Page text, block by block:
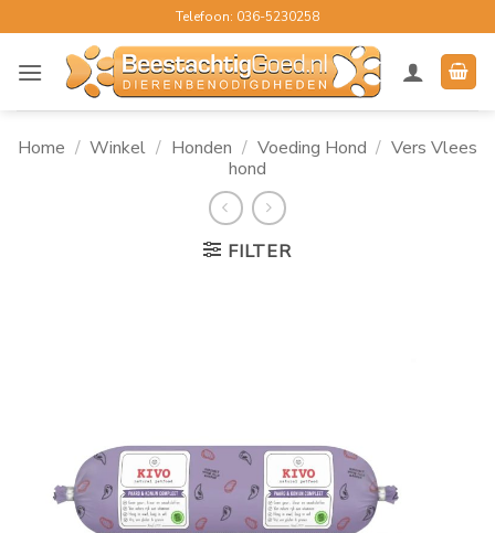
naar
inhoud
Telefoon: 036-5230258
Home / Winkel / Honden / Voeding Hond / Vers Vlees
hond
FILTER